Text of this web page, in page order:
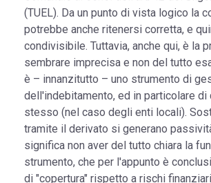
(TUEL). Da un punto di vista logico la
potrebbe anche ritenersi corretta, e
condivisibile. Tuttavia, anche qui, è la
sembrare imprecisa e non del tutto
è – innanzitutto – uno strumento di
dell'indebitamento, ed in particolare di
stesso (nel caso degli enti locali).
tramite il derivato si generano
significa non aver del tutto chiara la
strumento, che per l'appunto è
di "copertura" rispetto a rischi